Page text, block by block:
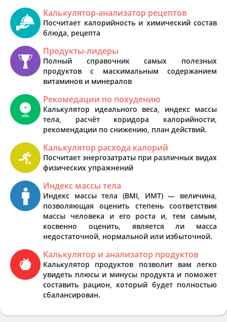
Калькулятор-анализатор рецептов
Посчитает калорийность и химический состав
блюда, рецепта
Продукты-лидеры
Полный справочник самых полезных
продуктов с маскимальным содержанием
витаминов и минералов
Рекомедации по похудению
Калькулятор идеального веса, индекс массы
тела, расчёт коридора калорийности,
рекомендации по снижению, план действий.
Калькулятор расхода калорий
Посчитает энергозатраты при различных видах
физических упражнений
Индекс массы тела
Индекс массы тела (BMI, ИМТ) — величина,
позволяющая оценить степень соответствия
массы человека и его роста и, тем самым,
косвенно оценить, является ли масса
недостаточной, нормальной или избыточной.
Калькулятор и анализатор продуктов
Калькулятор продуктов позволит вам легко
увидеть плюсы и минусы продукта и поможет
составить рацион, который будет полностью
сбалансирован.